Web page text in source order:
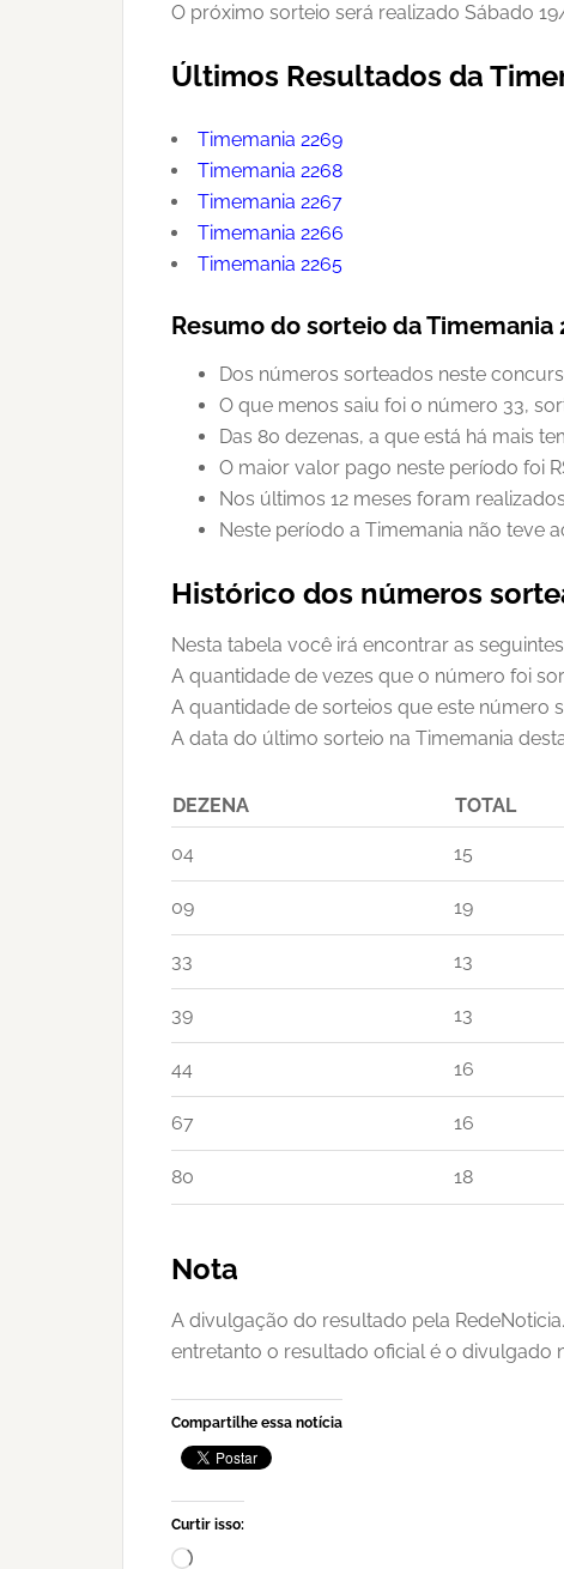
O próximo sorteio será realizado Sábado
Últimos Resultados da
Timemania 2269
Timemania 2268
Timemania 2267
Timemania 2266
Timemania 2265
Resumo do sorteio da Timemania
Dos números sorteados neste
O que menos saiu foi o número 33,
Das 80 dezenas, a que está há mais
O maior valor pago neste período foi
Nos últimos 12 meses foram
Neste período a Timemania não teve
Histórico dos números
Nesta tabela você irá encontrar as
A quantidade de vezes que o número foi
A quantidade de sorteios que este número
A data do último sorteio na Timemania
DEZENA TOTAL
04 15
09 19
33 13
39 13
44 16
67 16
80 18
Nota
A divulgação do resultado pela
entretanto o resultado oficial é o divulgado
Compartilhe essa notícia
Curtir isso:
Carregando...